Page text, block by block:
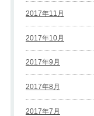
2017年11月
2017年10月
2017年9月
2017年8月
2017年7月